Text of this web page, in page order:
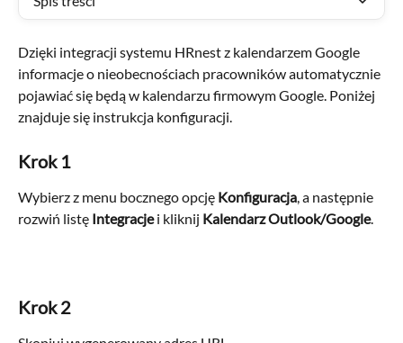
Dzięki integracji systemu HRnest z kalendarzem Google
informacje o nieobecnościach pracowników automatycznie
pojawiać się będą w kalendarzu firmowym Google. Poniżej
znajduje się instrukcja konfiguracji.
Krok 1
Wybierz z menu bocznego opcję Konfiguracja, a następnie
rozwiń listę Integracje i kliknij Kalendarz Outlook/Google.
Krok 2